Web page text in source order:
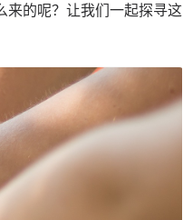
来的呢？让我们一起探寻这